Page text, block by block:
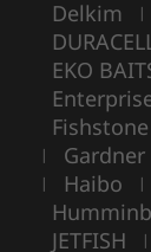
Delkim |
EKO
Fishstone
| Gardner
| Haibo |
JETFISH |